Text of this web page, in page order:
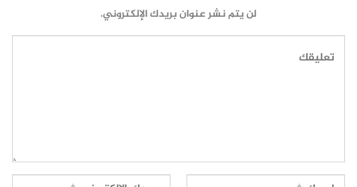
لن يتم نشر عنوان بريدك الإلكتروني.